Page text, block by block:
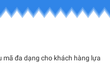
mã đa dạng cho khách hàng lựa